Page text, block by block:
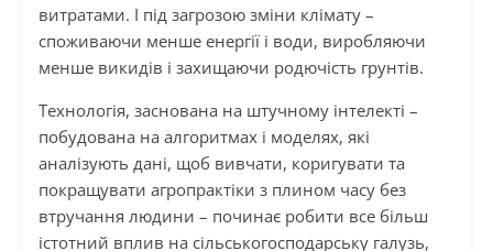
витратами. І під загрозою зміни клімату –
споживаючи менше енергії і води, виробляючи
менше викидів і захищаючи родючість грунтів.
Технологія, заснована на штучному інтелекті –
побудована на алгоритмах і моделях, які
аналізують дані, щоб вивчати, коригувати та
покращувати агропрактіки з плином часу без
втручання людини – починає робити все більш
істотний вплив на сільськогосподарську галузь,